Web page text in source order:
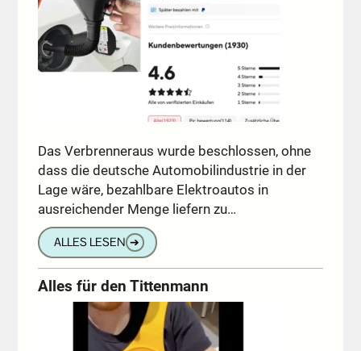
Das Verbrenneraus wurde beschlossen, ohne
dass die deutsche Automobilindustrie in der
Lage wäre, bezahlbare Elektroautos in
ausreichender Menge liefern zu…
ALLES LESEN ➔
Alles für den Tittenmann